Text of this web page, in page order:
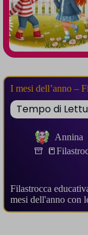
I mesi dell’anno –
Annina
Filastrocca
mesi dell'anno con